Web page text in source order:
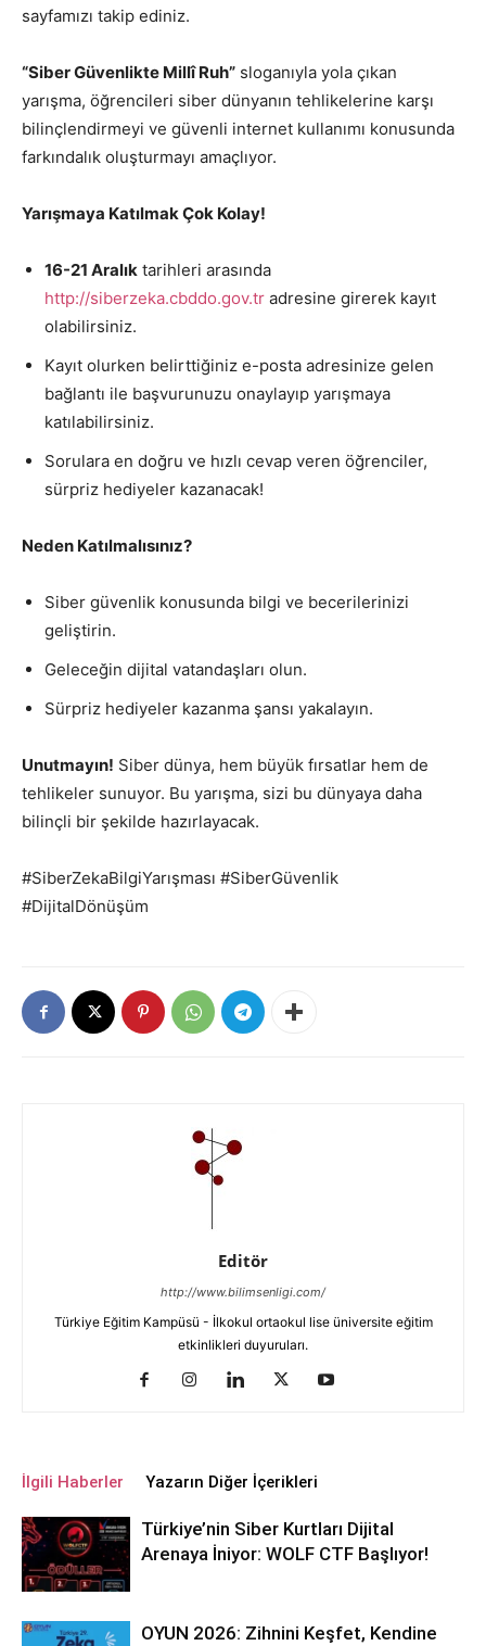
sayfamızı takip ediniz.
“Siber Güvenlikte Millî Ruh” sloganıyla yola çıkan
yarışma, öğrencileri siber dünyanın tehlikelerine karşı
bilinçlendirmeyi ve güvenli internet kullanımı konusunda
farkındalık oluşturmayı amaçlıyor.
Yarışmaya Katılmak Çok Kolay!
16-21 Aralık tarihleri arasında
http://siberzeka.cbddo.gov.tr adresine girerek kayıt
olabilirsiniz.
Kayıt olurken belirttiğiniz e-posta adresinize gelen
bağlantı ile başvurunuzu onaylayıp yarışmaya
katılabilirsiniz.
Sorulara en doğru ve hızlı cevap veren öğrenciler,
sürpriz hediyeler kazanacak!
Neden Katılmalısınız?
Siber güvenlik konusunda bilgi ve becerilerinizi
geliştirin.
Geleceğin dijital vatandaşları olun.
Sürpriz hediyeler kazanma şansı yakalayın.
Unutmayın! Siber dünya, hem büyük fırsatlar hem de
tehlikeler sunuyor. Bu yarışma, sizi bu dünyaya daha
bilinçli bir şekilde hazırlayacak.
#SiberZekaBilgiYarışması #SiberGüvenlik
#DijitalDönüşüm
Editör
http://www.bilimsenligi.com/
Türkiye Eğitim Kampüsü - İlkokul ortaokul lise üniversite eğitim
etkinlikleri duyuruları.
İlgili Haberler Yazarın Diğer İçerikleri
Türkiye’nin Siber Kurtları Dijital
Arenaya İniyor: WOLF CTF Başlıyor!
OYUN 2026: Zihnini Keşfet, Kendine